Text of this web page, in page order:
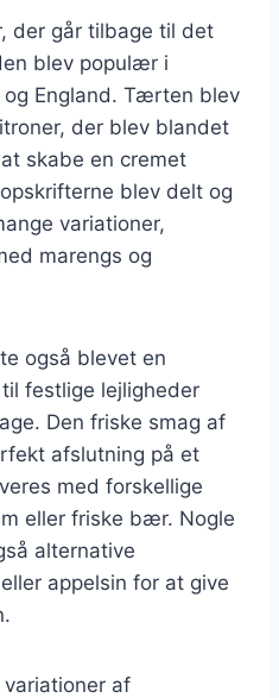
der går tilbage til det
blev populær i
England. Tærten blev
der blev blandet
skabe en cremet
blev delt og
variationer,
marengs og
også blevet en
festlige lejligheder
Den friske smag af
afslutning på et
med forskellige
eller friske bær. Nogle
alternative
appelsin for at give
af